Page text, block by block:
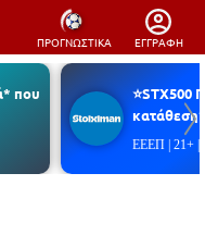
ΠΡΟΓΝΩΣΤΙΚΑ ΕΓΓΡΑΦΗ
που
⭐STX500
ΕΕΕΠ | 21+